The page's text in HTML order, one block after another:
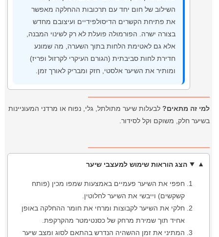
השילוב של חום יחד עם תרכובות ההחלקה מאפשר
את פתיחת הקשרים הדיסולפידיים ועיצובם מחדש
בצורה ישרה. הפורמולה פועלת לא רק לשינוי המבנה,
אלא גם לאטימת הלחות בתוך השערה, מה שמונע
חדירת לחות סביבתית (הגורם העיקרי לקרזול ופריז)
ומותיר את השיער אלסטי, חזק ומבריק לאורך זמן.
למי זה מתאים? לבעלות שיער מתולתל, גלי, נפוח או מרדני המעוניינות
בשיער חלק, משוקם וקל לסידור.
הצג הוראות שימוש למעצבי שיער
חפפי את השיער פעמיים באמצעות שמפו מכין (פותח
קשקשים) וייבשי את השיער לחלוטין.
חלקי את השיער לקבוצות ומרחי את חומר ההחלקה באופן
אחיד תוך שמירת מרחק של כסנטימטר מהקרקפת.
המתיני את זמן ההשהיה הנדרש בהתאם לסוג ומצב שיער